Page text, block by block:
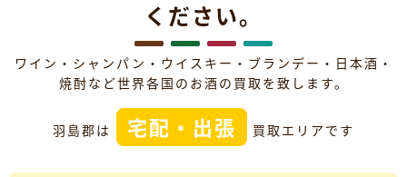
ください。
ワイン・シャンパン・ウイスキー・ブランデー・日本酒・
焼酎など世界各国のお酒の買取を致します。
羽島郡は 宅配・出張 買取エリアです